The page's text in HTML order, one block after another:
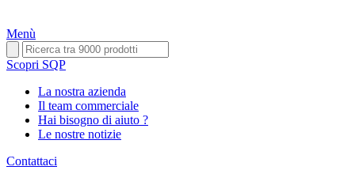
Menù
Scopri SQP
La nostra azienda
Il team commerciale
Hai bisogno di aiuto ?
Le nostre notizie
Contattaci